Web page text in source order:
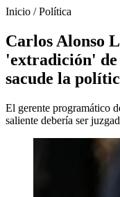
Inicio /Política
Carlos Alonso
'extradición' de
sacude la
El gerente programático
saliente debería ser